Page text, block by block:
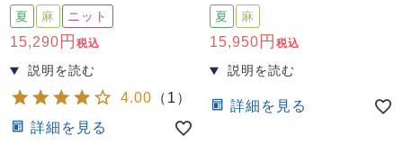
夏 麻 ニット
15,290 税込
4.00 （ 1 ）
詳細を見る
夏 麻
15,950 税込
詳細を見る